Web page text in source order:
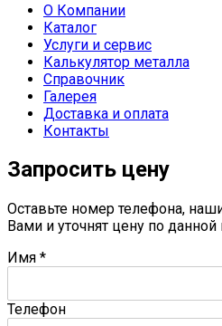
О Компании
Каталог
Услуги и сервис
Калькулятор металла
Справочник
Галерея
Доставка и оплата
Контакты
Запросить цену
Оставьте номер телефона,
Вами и уточнят цену по
Имя *
Телефон